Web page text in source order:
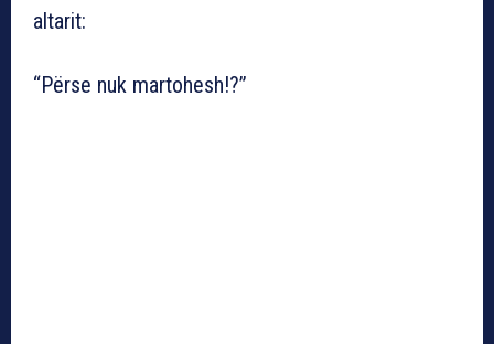
altarit:
“Përse nuk martohesh!?”